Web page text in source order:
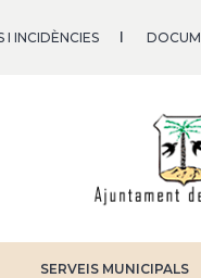
I INCIDÈNCIES
SERVEIS MUNICIPALS